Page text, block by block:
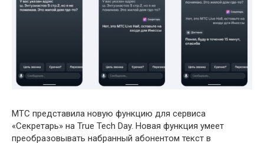
МТС представила новую функцию для сервиса
«Секретарь» на True Tech Day. Новая функция умеет
преобразовывать набранный абонентом текст в